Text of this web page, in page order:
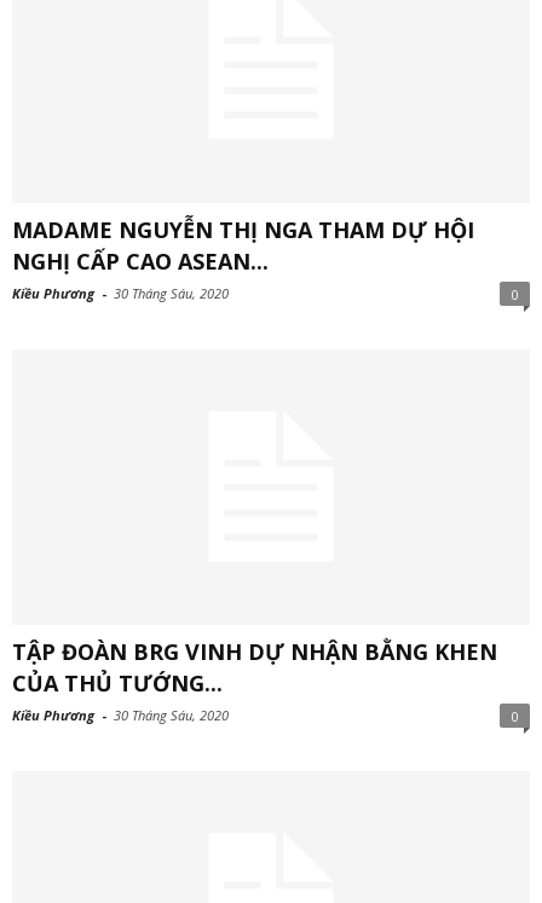
MADAME NGUYỄN THỊ NGA THAM DỰ HỘI
NGHỊ CẤP CAO ASEAN...
Kiều Phương - 30 Tháng Sáu, 2020 0
TẬP ĐOÀN BRG VINH DỰ NHẬN BẰNG KHEN
CỦA THỦ TƯỚNG...
Kiều Phương - 30 Tháng Sáu, 2020 0